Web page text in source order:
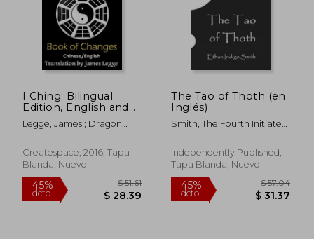
45%
dcto. $ 29.12
45%
dcto. $
I Ching: Bilingual
Edition, English and
Chinese: The Book of
Change (en Inglés)
Legge, James ; Dragon
Createspace, 2016, Tapa
Blanda, Nuevo
The Tao of Thoth (en
Inglés)
Smith, The Fourth Initiate
Independently Published,
Tapa Blanda, Nuevo